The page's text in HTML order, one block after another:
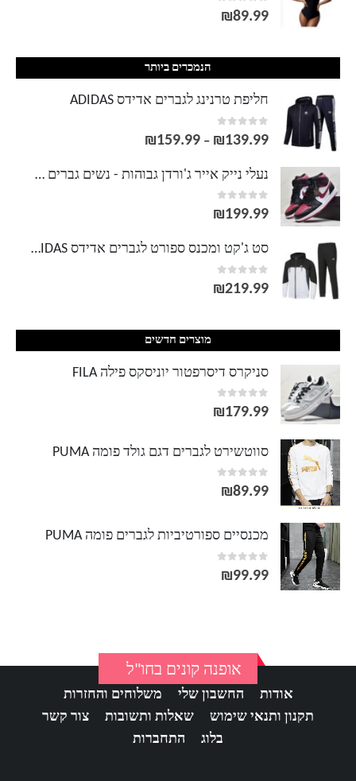
0
out of 5
₪89.99
הנמכרים ביותר
חליפת טרנינג לגברים אדידס ADIDAS
0
out of 5
₪139.99
–
₪159.99
נעלי נייק אייר ג'ורדן גבוהות - נשים גברים NIKE AIR JORDAN
0
out of 5
₪199.99
סט ג'קט ומכנס ספורט לגברים אדידס ADIDAS
0
out of 5
₪219.99
מוצרים חדשים
סניקרס דיסרפטור יוניסקס פילה FILA
0
out of 5
₪179.99
סווטשירט לגברים דגם גולד פומה PUMA
0
out of 5
₪89.99
מכנסיים ספורטיביות לגברים פומה PUMA
0
out of 5
₪99.99
אופנה קונים בחו"ל
אודות החשבון שלי
משלוחים והחזרות
תקנון ותנאי שימוש
שאלות ותשובות
צור קשר
בלוג
התחברות